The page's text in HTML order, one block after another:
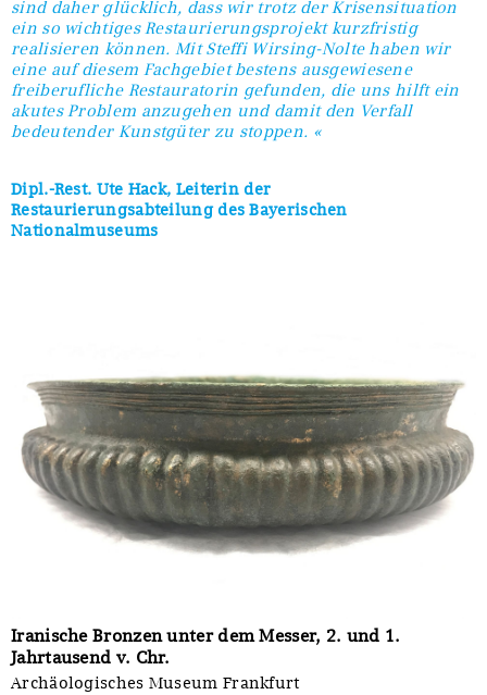
sind daher glücklich, dass wir trotz der Krisensituation
ein so wichtiges Restaurierungsprojekt kurzfristig
realisieren können. Mit Steffi Wirsing-Nolte haben wir
eine auf diesem Fachgebiet bestens ausgewiesene
freiberufliche Restauratorin gefunden, die uns hilft ein
akutes Problem anzugehen und damit den Verfall
bedeutender Kunstgüter zu stoppen. «
Dipl.-Rest. Ute Hack, Leiterin der
Restaurierungsabteilung des Bayerischen
Nationalmuseums
Iranische Bronzen unter dem Messer, 2. und 1.
Jahrtausend v. Chr.
Archäologisches Museum Frankfurt